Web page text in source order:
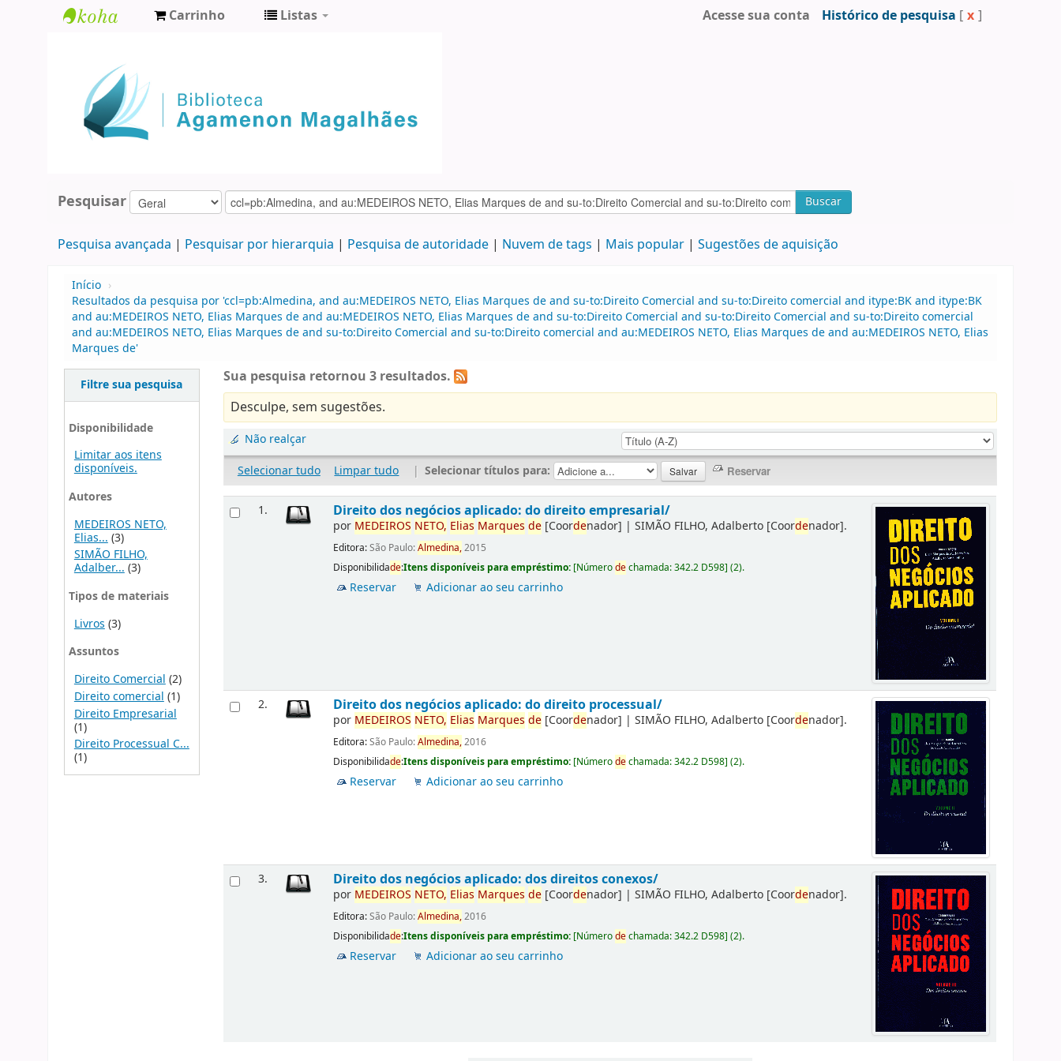
Agamenon
Magalhães
Carrinho Listas Acesse sua conta Histórico de pesquisa [ x ]
Pesquisar Buscar
Pesquisa avançada Pesquisar por hierarquia Pesquisa de autoridade Nuvem de tags Mais popular Sugestões de aquisição
Início ›
Resultados da pesquisa por 'ccl=pb:Almedina, and au:MEDEIROS NETO, Elias Marques de and su-to:Direito Comercial and su-to:Direito comercial and itype:BK and itype:BK
and au:MEDEIROS NETO, Elias Marques de and au:MEDEIROS NETO, Elias Marques de and su-to:Direito Comercial and su-to:Direito Comercial and su-to:Direito comercial
and au:MEDEIROS NETO, Elias Marques de and su-to:Direito Comercial and su-to:Direito comercial and au:MEDEIROS NETO, Elias Marques de and au:MEDEIROS NETO, Elias
Marques de'
Filtre sua pesquisa
Disponibilidade
Limitar aos itens
disponíveis.
Autores
MEDEIROS NETO,
Elias... (3)
SIMÃO FILHO,
Adalber...(3)
Tipos de materiais
Livros (3)
Assuntos
Direito Comercial (2)
Direito comercial (1)
Direito Empresarial
(1)
Direito Processual C...
(1)
Sua pesquisa retornou 3 resultados.
Desculpe, sem sugestões.
Não realçar
Selecionar tudo
Limpar tudo | Selecionar títulos para:
1. Direito dos negócios aplicado: do direito empresarial/
por MEDEIROS NETO, Elias Marques de [Coordenador] |SIMÃO FILHO, Adalberto [Coordenador].
Editora:São Paulo:Almedina,2015
Disponibilidade:Itens disponíveis para empréstimo: [Númerodechamada:342.2 D598](2).
Reservar Adicionar ao seu carrinho
2. Direito dos negócios aplicado: do direito processual/
por MEDEIROS NETO, Elias Marques de [Coordenador] |SIMÃO FILHO, Adalberto [Coordenador].
Editora:São Paulo:Almedina,2016
Disponibilidade:Itens disponíveis para empréstimo: [Númerodechamada:342.2 D598](2).
Reservar Adicionar ao seu carrinho
3. Direito dos negócios aplicado: dos direitos conexos/
por MEDEIROS NETO, Elias Marques de [Coordenador] |SIMÃO FILHO, Adalberto [Coordenador].
Editora:São Paulo:Almedina,2016
Disponibilidade:Itens disponíveis para empréstimo: [Númerodechamada:342.2 D598](2).
Reservar Adicionar ao seu carrinho